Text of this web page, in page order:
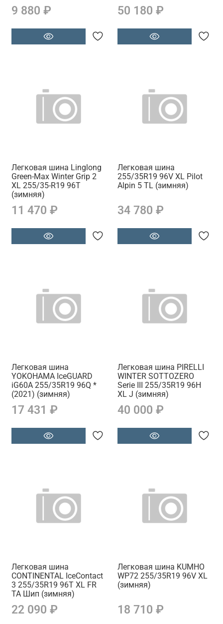
9 880 ₽ 50 180 ₽
Легковая шина Linglong
Green-Max Winter Grip 2
XL 255/35-R19 96T
(зимняя)
11 470 ₽
Легковая шина
255/35R19 96V XL Pilot
Alpin 5 TL (зимняя)
34 780 ₽
Легковая шина
YOKOHAMA IceGUARD
iG60A 255/35R19 96Q *
(2021) (зимняя)
17 431 ₽
Легковая шина PIRELLI
WINTER SOTTOZERO
Serie III 255/35R19 96H
XL J (зимняя)
40 000 ₽
Легковая шина
CONTINENTAL IceContact
3 255/35R19 96T XL FR
TA Шип (зимняя)
22 090 ₽
Легковая шина KUMHO
WP72 255/35R19 96V XL
(зимняя)
18 710 ₽